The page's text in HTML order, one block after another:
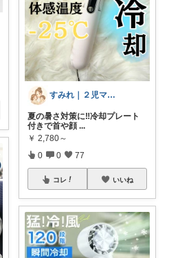
すみれ｜２児ママの推しアイテム
夏の暑さ対策に‼️冷却プレート
付きで首や顔 ...
￥ 2,780～
0 0 77
コレ いいね